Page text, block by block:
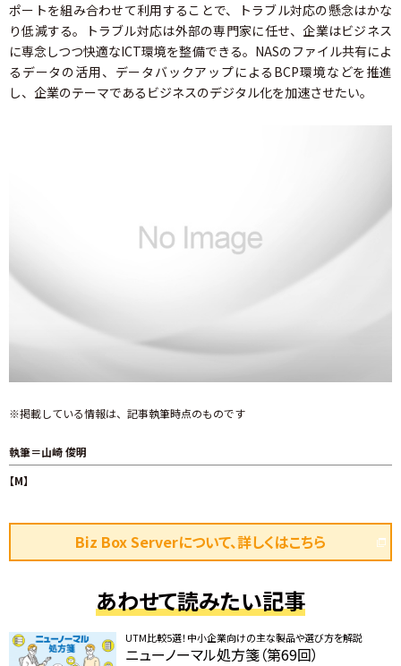
ポートを組み合わせて利用することで、トラブル対応の懸念はかな
り低減する。トラブル対応は外部の専門家に任せ、企業はビジネス
に専念しつつ快適なICT環境を整備できる。NASのファイル共有によ
るデータの活用、データバックアップによるBCP環境などを推進
し、企業のテーマであるビジネスのデジタル化を加速させたい。
※掲載している情報は、記事執筆時点のものです
執筆＝山崎 俊明
【M】
Biz Box Serverについて、詳しくはこちら
あわせて読みたい記事
UTM比較5選！中小企業向けの主な製品や選び方を解説
ニューノーマル処方箋（第69回）